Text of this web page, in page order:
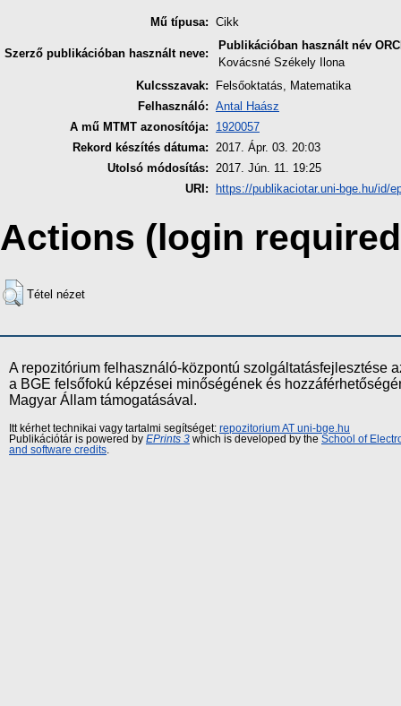
Mű típusa: Cikk
Szerző publikációban használt neve:
Publikációban használt név
Kovácsné Székely Ilona
Kulcsszavak:
Felsőoktatás, Matematika
Felhasználó: Antal Haász
A mű MTMT azonosítója:
1920057
Rekord készítés dátuma: 2017. Ápr. 03. 20:03
Utolsó módosítás: 2017. Jún. 11. 19:25
URI:
https://publikaciotar.uni-bge.hu/id/
Actions (login
Tétel nézet
A repozitórium felhasználó-központú szolgáltatásfejlesztése
a BGE felsőfokú képzései minőségének és
Magyar Állam támogatásával.
Itt kérhet technikai vagy tartalmi segítséget: repozitorium AT uni-bge.hu
Publikációtár is powered by EPrints 3 which is developed by the School of
and software credits